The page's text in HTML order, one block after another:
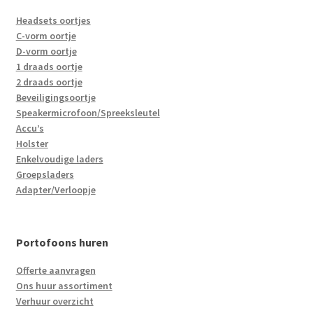
Headsets oortjes
C-vorm oortje
D-vorm oortje
1 draads oortje
2 draads oortje
Beveiligingsoortje
Speakermicrofoon/Spreeksleutel
Accu’s
Holster
Enkelvoudige laders
Groepsladers
Adapter/Verloopje
Portofoons huren
Offerte aanvragen
Ons huur assortiment
Verhuur overzicht